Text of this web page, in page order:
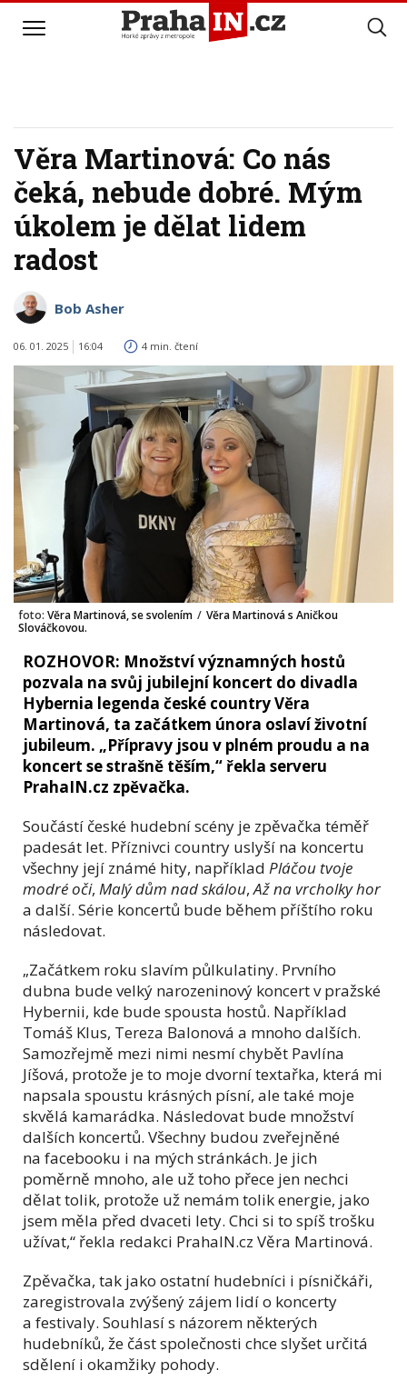
Věra Martinová: Co nás
čeká, nebude dobré. Mým
úkolem je dělat lidem
radost
Bob Asher
06. 01. 2025 16:04 4 min. čtení
foto: Věra Martinová, se svolením / Věra Martinová s Aničkou
Slováčkovou.
ROZHOVOR: Množství významných hostů
pozvala na svůj jubilejní koncert do divadla
Hybernia legenda české country Věra
Martinová, ta začátkem února oslaví životní
jubileum. „Přípravy jsou v plném proudu a na
koncert se strašně těším,“ řekla serveru
PrahaIN.cz zpěvačka.
Součástí české hudební scény je zpěvačka téměř
padesát let. Příznivci country uslyší na koncertu
všechny její známé hity, například Pláčou tvoje
modré oči, Malý dům nad skálou,Až na vrcholky hor
a další. Série koncertů bude během příštího roku
následovat.
„Začátkem roku slavím půlkulatiny. Prvního
dubna bude velký narozeninový koncert v pražské
Hybernii, kde bude spousta hostů. Například
Tomáš Klus, Tereza Balonová a mnoho dalších.
Samozřejmě mezi nimi nesmí chybět Pavlína
Jíšová, protože je to moje dvorní textařka, která mi
napsala spoustu krásných písní, ale také moje
skvělá kamarádka. Následovat bude množství
dalších koncertů. Všechny budou zveřejněné
na facebooku i na mých stránkách. Je jich
poměrně mnoho, ale už toho přece jen nechci
dělat tolik, protože už nemám tolik energie, jako
jsem měla před dvaceti lety. Chci si to spíš trošku
užívat,“ řekla redakci PrahaIN.cz Věra Martinová.
Zpěvačka, tak jako ostatní hudebníci i písničkáři,
zaregistrovala zvýšený zájem lidí o koncerty
a festivaly. Souhlasí s názorem některých
hudebníků, že část společnosti chce slyšet určitá
sdělení i okamžiky pohody.